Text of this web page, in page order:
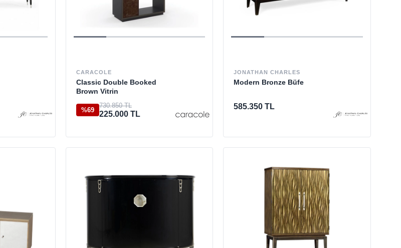
CARACOLE
Classic Double Booked
Brown Vitrin
%69
730.850 TL
225.000 TL
JONATHAN CHARLES
Modern Bronze Büfe
585.350 TL